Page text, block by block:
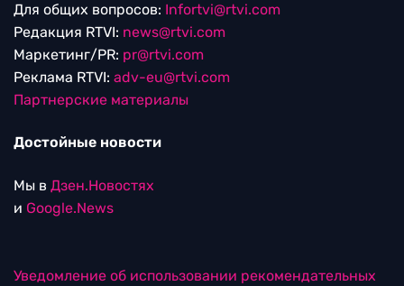
Для общих вопросов: Infortvi@rtvi.com
Редакция RTVI: news@rtvi.com
Маркетинг/PR: pr@rtvi.com
Реклама RTVI: adv-eu@rtvi.com
Партнерские материалы
Достойные новости
Мы в Дзен.Новостях
и Google.News
Уведомление об использовании рекомендательных